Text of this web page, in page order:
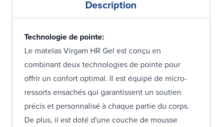
Description
Technologie de pointe:
Le matelas Virgam HR Gel est conçu en
combinant deux technologies de pointe pour
offrir un confort optimal. Il est équipé de micro-
ressorts ensachés qui garantissent un soutien
précis et personnalisé à chaque partie du corps.
De plus, il est doté d'une couche de mousse